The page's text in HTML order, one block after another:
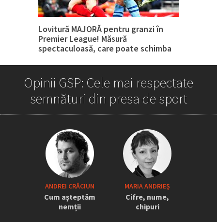
Lovitură MAJORĂ pentru granzi în
Premier League! Măsură
spectaculoasă, care poate schimba
„Iordănescu a tras sforile să revină la
națională” » Pițurcă face dezvăluiri
tari: „Dacă știam că vine el...” +
Scena din avion: „Era transfigurat”
Opinii GSP: Cele mai respectate
semnături din presa de sport
ANDREI CRĂCIUN
Cum așteptăm
nemții
MARIA ANDRIEŞ
Cifre, nume,
chipuri